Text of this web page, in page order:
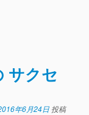
サクセ
年6月24日 投稿